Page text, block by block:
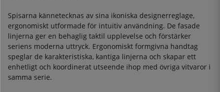
Spisarna kännetecknas av sina ikoniska designerreglage,
ergonomiskt utformade för intuitiv användning. De fasade
linjerna ger en behaglig taktil upplevelse och förstärker
seriens moderna uttryck. Ergonomiskt formgivna handtag
speglar de karakteristiska, kantiga linjerna och skapar ett
enhetligt och koordinerat utseende ihop med övriga vitvaror i
samma serie.